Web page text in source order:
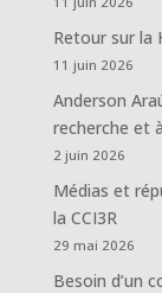
Retour sur la
11 juin 2026
Anderson
recherche et
2 juin 2026
Médias et
la CCI3R
29 mai 2026
Besoin d’un